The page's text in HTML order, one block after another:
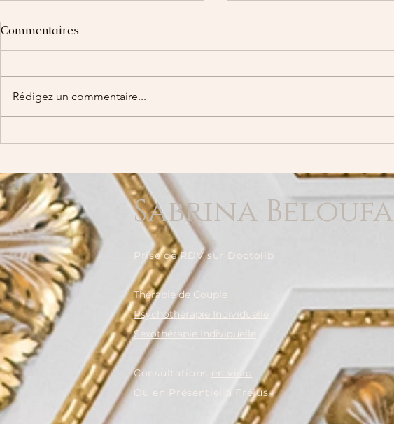
dans votre couple au
printemps
biculturels - Défis &
Commentaires
Rédigez un commentaire...
Sabrina Beloufa
Prise de RDV sur Doctolib
Thérapie de Couple
Psychothérapie Individuelle
Sexothérapie Individuelle
​Consultations en visio
Ou en Présentiel à Fréjus.